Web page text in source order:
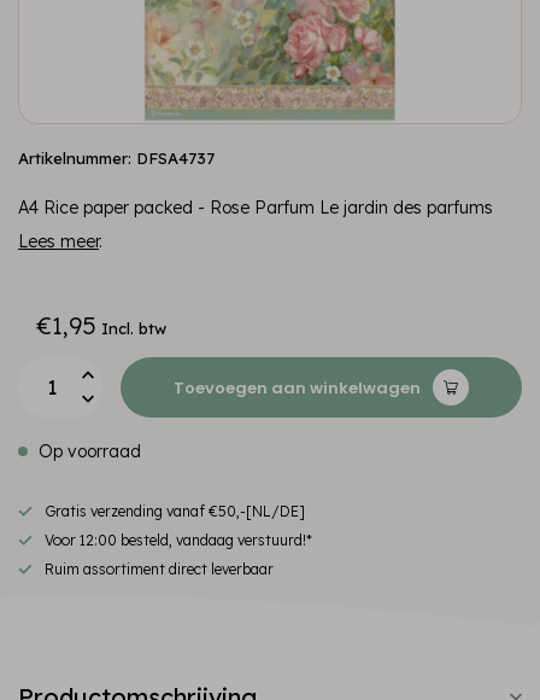
Artikelnummer: DFSA4737
A4 Rice paper packed - Rose Parfum Le jardin des parfums
Lees meer.
€1,95 Incl. btw
Toevoegen aan winkelwagen
Op voorraad
Gratis verzending vanaf €50,-[NL/DE]
Voor 12:00 besteld, vandaag verstuurd!*
Ruim assortiment direct leverbaar